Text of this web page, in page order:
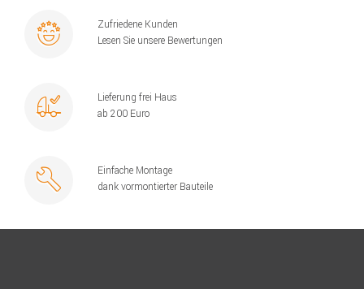
Zufriedene Kunden
Lesen Sie unsere Bewertungen
Lieferung frei Haus
ab 200 Euro
Einfache Montage
dank vormontierter Bauteile